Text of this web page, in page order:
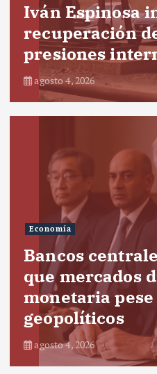
Iván Espinosa
recuperación
presiones
agosto 4, 2026
Economía
Bancos
que mercados
monetaria
geopolíticos
agosto 4, 2026